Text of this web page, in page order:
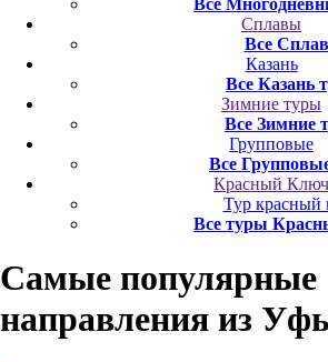
Все
Сплавы
Все
Казань
Все Казань
Зимние туры
Все Зимние
Групповые
Все
Красный Ключ
Тур красный
Все туры
Самые популярные
направления из